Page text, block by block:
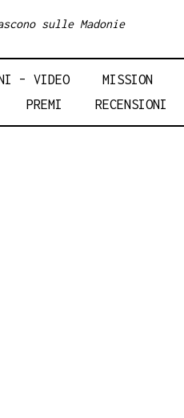
sulle Madonie
– VIDEO MISSION
PREMI RECENSIONI